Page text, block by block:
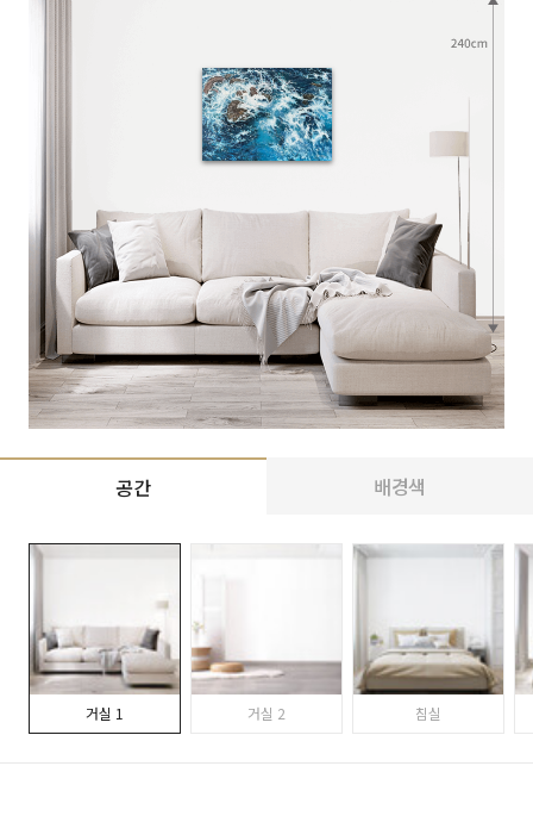
공간 배경색
거실 1 거실 2 침실